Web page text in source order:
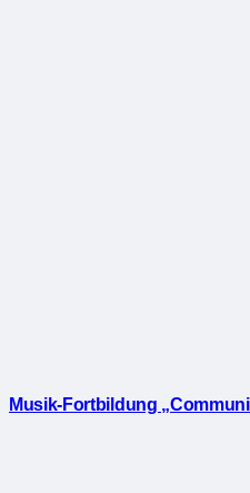
Musik-Fortbildung